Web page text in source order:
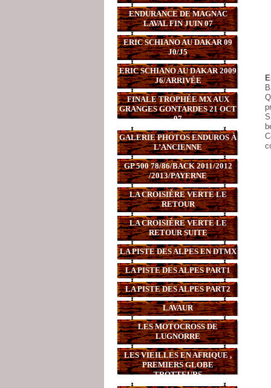
ENDURANCE DE MAGNAC
LAVAL FIN JUIN 07
ERIC SCHIANO AU DAKAR 09
J0/J5
ERIC SCHIANO AU DAKAR 2009
J6/ARRIVÉE
FINALE TROPHÉE MX AUX
GRANGES GONTARDES 21 OCT
07
GALERIE PHOTOS ENDUROS À
L’ANCIENNE
GP 500 78/86/BACK 2011/2012
/2013/PAYERNE
LA CROISIÈRE VERTE LE
RETOUR
LA CROISIÈRE VERTE LE
RETOUR SUITE
LA PISTE DES ALPES EN DTMX
LA PISTE DES ALPES PART1
LA PISTE DES ALPES PART2
LAVAUR
LES MOTOCROSS DE
LUGNORRE
LES VIEILLES EN AFRIQUE ,
PREMIERS GLOBE
TROTTEURS